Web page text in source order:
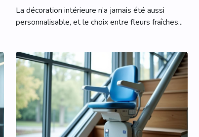
décoration intérieure ?
La décoration intérieure n’a jamais été aussi
personnalisable, et le choix entre fleurs fraîches...